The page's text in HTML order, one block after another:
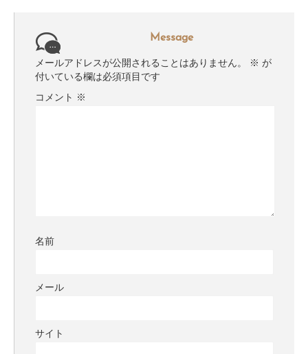
Message
メールアドレスが公開されることはありません。 ※ が
付いている欄は必須項目です
コメント ※
名前
メール
サイト